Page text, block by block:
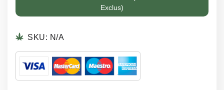
Exclus)
SKU: N/A